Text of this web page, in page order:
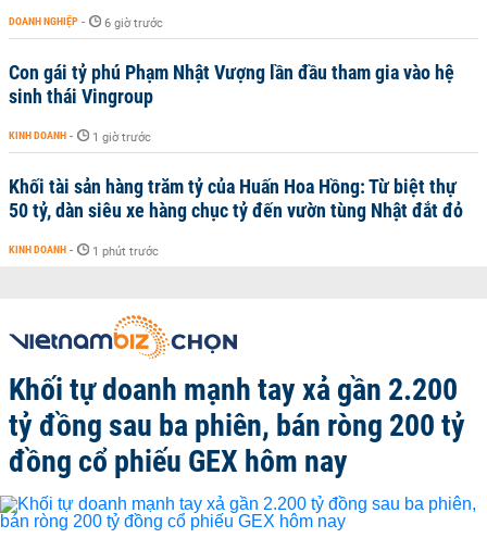
DOANH NGHIỆP - 6 giờ trước
Con gái tỷ phú Phạm Nhật Vượng lần đầu tham gia vào hệ
sinh thái Vingroup
KINH DOANH - 1 giờ trước
Khối tài sản hàng trăm tỷ của Huấn Hoa Hồng: Từ biệt thự
50 tỷ, dàn siêu xe hàng chục tỷ đến vườn tùng Nhật đắt đỏ
KINH DOANH - 1 phút trước
Khối tự doanh mạnh tay xả gần 2.200
tỷ đồng sau ba phiên, bán ròng 200 tỷ
đồng cổ phiếu GEX hôm nay